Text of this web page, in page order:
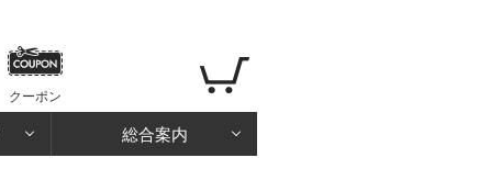
クーポン
総合案内